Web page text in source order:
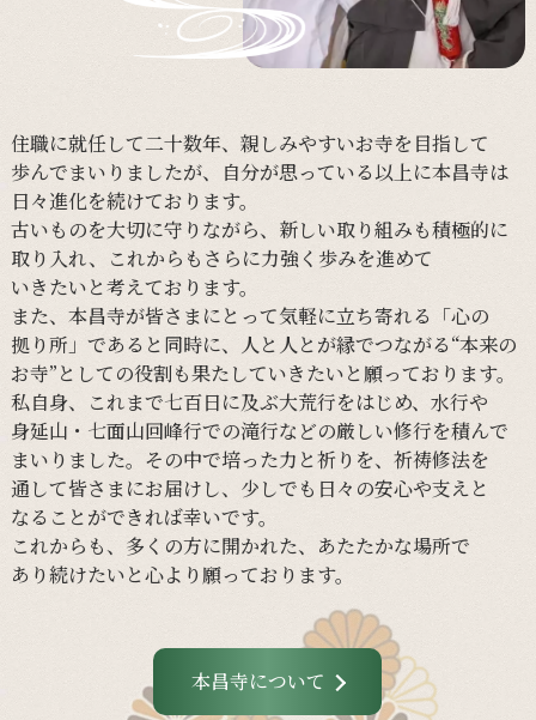
住職に就任して二十数年、 親しみやすいお寺を目指して
歩んでまいりましたが、 自分が思っている以上に本昌寺は
日々進化を続けております。
古いものを大切に守りながら、 新しい取り組みも積極的に
取り入れ、
これからも さらに力強く 歩みを進めて
いきたいと考えております。
また、 本昌寺が皆さまにとって気軽に立ち寄れる 「心の
拠り所」であると同時に、 人と 人とが縁でつながる“本来の
お寺”と しての役割も果たしていきたいと願っております。
私自身、
これまで七百日に及ぶ大荒行をはじめ、 水行や
身延山・ 七面山回峰行での滝行などの厳しい修行を積んで
まいりました。 その中で培った力と祈りを、 祈祷修法を
通して皆さまにお届けし、 少しでも 日々の安心や支えと
なる ことができれば幸いです。
これからも、 多くの方に開かれた、 あたたかな場所で
あり続けたいと心より願っております。
本昌寺について